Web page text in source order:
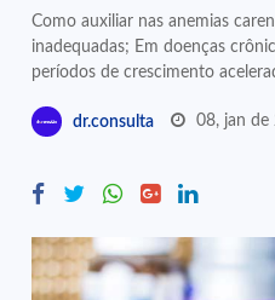
Como auxiliar nas anemias
inadequadas; Em doenças
períodos de crescimento
dr.consulta 08, jan de